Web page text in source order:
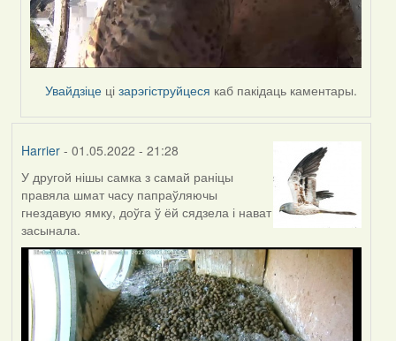
Увайдзіце цізарэгіструйцеся каб пакідаць каментары.
Harrier- 01.05.2022 - 21:28
У другой нішы самка з самай раніцы
правяла шмат часу папраўляючы
гнездавую ямку, доўга ў ёй сядзела і нават
засынала.